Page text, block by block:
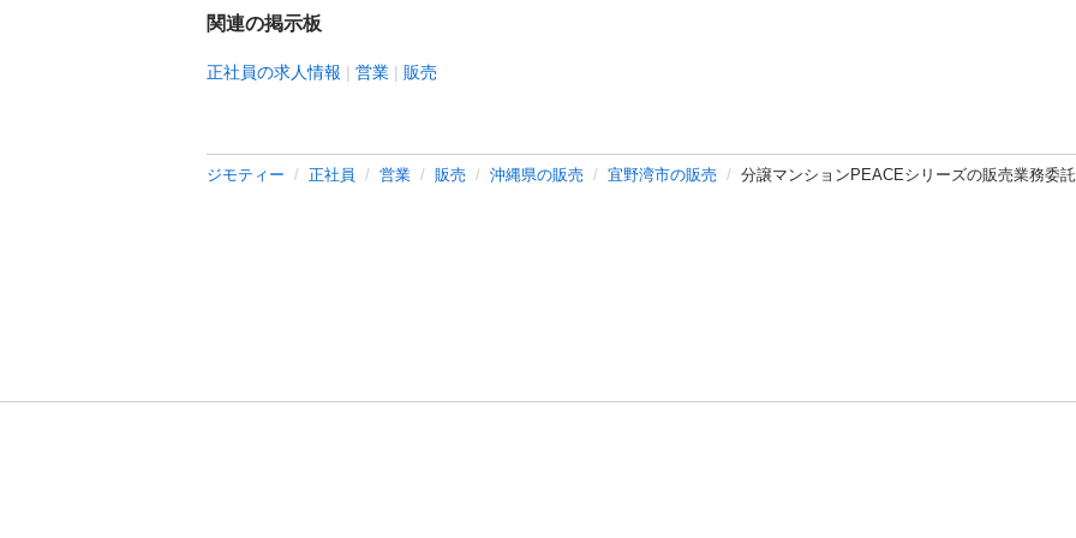
関連の掲示板
正社員の求人情報 営業 販売
ジモティー 正社員 営業 販売 沖縄県の販売 宜野湾市の販売 分譲マンションPEACEシリーズの販売業務委託